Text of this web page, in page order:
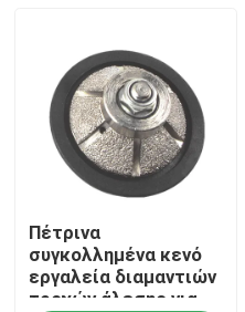
Μας ελάτε σε επαφή με
Ζητήστε ένα απόσπασμα
Λεπίδα πριονιών κοπής
Ηλεκτρολυτική λεπίδα
Πέτρινα
συγκολλημένα κενό
εργαλεία διαμαντιών
τροχών άλεσης για